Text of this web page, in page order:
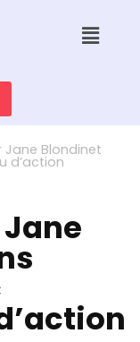
Blondinet
d’action